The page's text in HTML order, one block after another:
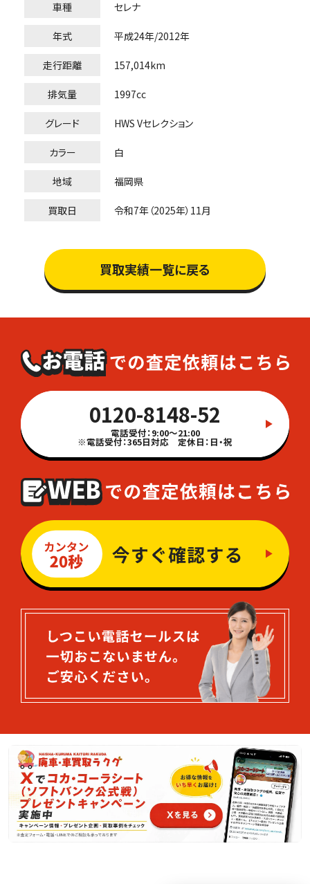
車種 セレナ
年式 平成24年/2012年
走行距離 157,014km
排気量 1997cc
グレード HWS Vセレクション
カラー 白
地域 福岡県
買取日 令和7年（2025年）11月
買取実績一覧に戻る
0120-8148-52
電話受付：9:00～21:00
※電話受付：365日対応 定休日：日・祝